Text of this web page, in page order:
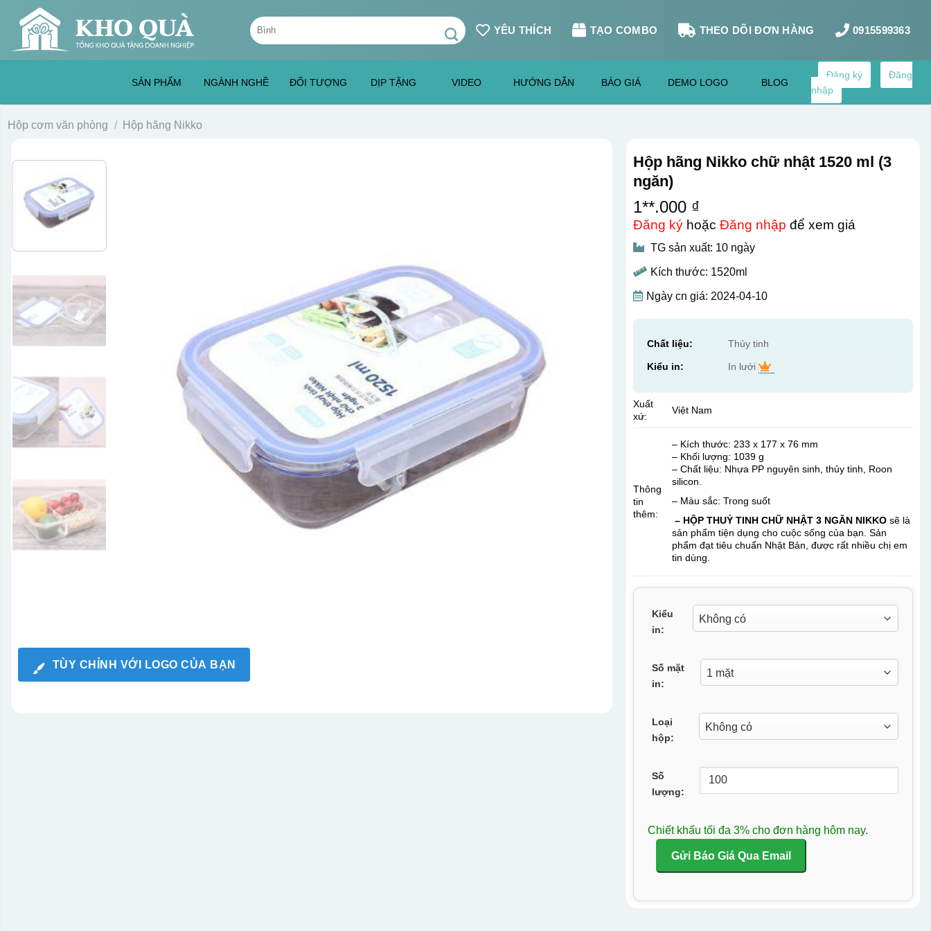
content
Tìm
kiếm:
YÊU THÍCH TẠO COMBO THEO DÕI ĐƠN HÀNG 0915599363
SẢN PHẨM NGÀNH NGHỀ ĐỐI TƯỢNG DỊP TẶNG VIDEO HƯỚNG DẪN BÁO GIÁ DEMO LOGO BLOG
Đăng ký
Đăng
nhập
Hộp cơm văn phòng / Hộp hãng Nikko
TÙY CHỈNH VỚI LOGO CỦA BẠN
Hộp hãng Nikko chữ nhật 1520 ml (3
ngăn)
1**.000 ₫
Đăng kýhoặc Đăng nhập để xem giá
TG sản xuất: 10 ngày
Kích thước: 1520ml
Ngày cn giá: 2024-04-10
Chất liệu: Thủy tinh
Kiểu in: In lưới
Xuất
xứ:
Việt Nam
Thông
tin
thêm:
– Kích thước: 233 x 177 x 76 mm
– Khối lượng: 1039 g
– Chất liệu: Nhựa PP nguyên sinh, thủy tinh, Roon
silicon.
– Màu sắc: Trong suốt
– HỘP THUỶ TINH CHỮ NHẬT 3 NGĂN NIKKO sẽ là
sản phẩm tiện dụng cho cuộc sống của bạn. Sản
phẩm đạt tiêu chuẩn Nhật Bản, được rất nhiều chị em
tin dùng.
Kiểu
in:
Số mặt
in:
Loại
hộp:
Số
lượng:
Chiết khấu tối đa 3% cho đơn hàng hôm nay.
Gửi Báo Giá Qua Email